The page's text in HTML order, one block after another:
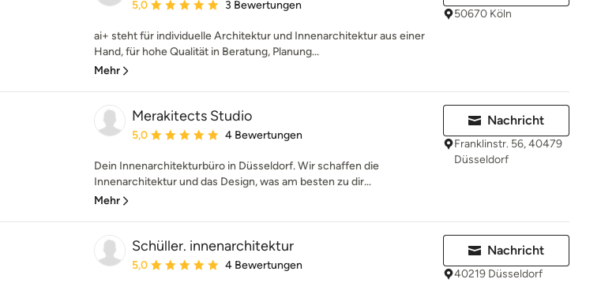
Durchschnittliche Bewertung: 5 von 5 Sternen
5,0 3 Bewertungen
ai+ steht für individuelle Architektur und Innenarchitektur aus einer
Hand, für hohe Qualität in Beratung, Planung...
Mehr
50670 Köln
Merakitects Studio
Durchschnittliche Bewertung: 5 von 5 Sternen
5,0 4 Bewertungen
Dein Innenarchitekturbüro in Düsseldorf. Wir schaffen die
Innenarchitektur und das Design, was am besten zu dir...
Mehr
Nachricht
Franklinstr. 56, 40479
Düsseldorf
Schüller. innenarchitektur
Durchschnittliche Bewertung: 5 von 5 Sternen
5,0 4 Bewertungen
Nachricht
40219 Düsseldorf